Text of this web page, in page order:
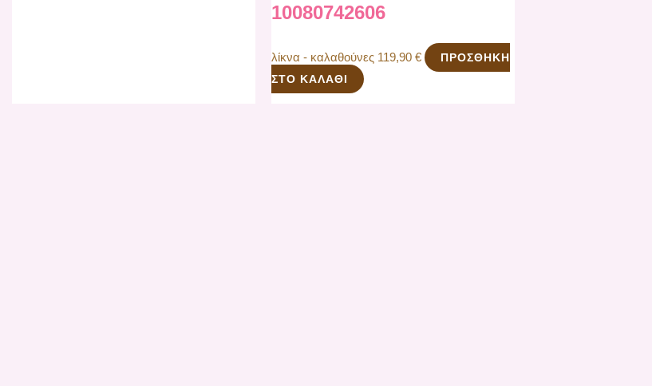
10080742606
λίκνα - καλαθούνες 119,90 €
ΠΡΟΣΘΉΚΗ
ΣΤΟ ΚΑΛΆΘΙ